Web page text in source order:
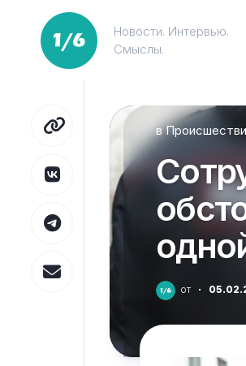
содержанию
Новости. Интервью.
Смыслы.
в
от ·